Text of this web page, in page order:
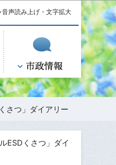
音声読み上げ・文字拡大
さつ」ダイアリー
ESDくさつ」ダイ